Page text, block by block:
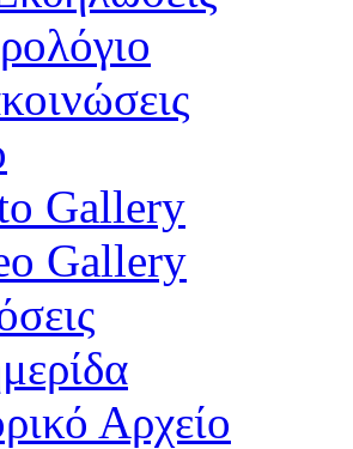
Gallery
Gallery
Αρχείο